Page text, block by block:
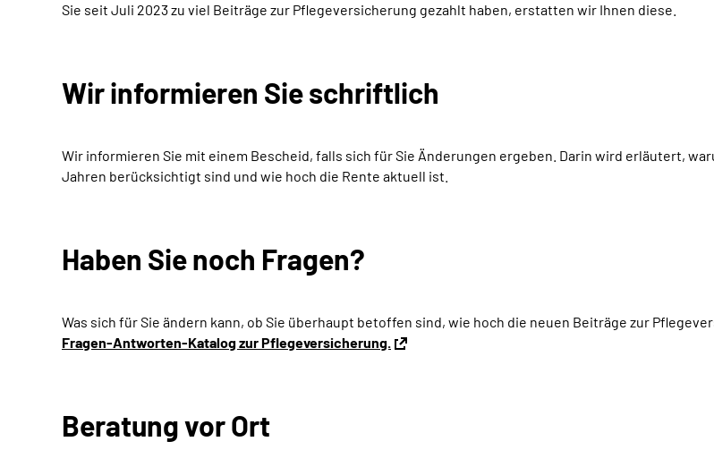
Sie seit Juli 2023 zu viel Beiträge zur Pflegeversicherung gezahlt haben, erstatten wir Ihnen diese.
Wir informieren Sie schriftlich
Wir informieren Sie mit einem Bescheid, falls sich für Sie Änderungen ergeben. Darin wird erläutert,
Jahren berücksichtigt sind und wie hoch die Rente aktuell ist.
Haben Sie noch Fragen?
Was sich für Sie ändern kann, ob Sie überhaupt betoffen sind, wie hoch die neuen Beiträge zur
Fragen-Antworten-Katalog zur Pflegeversicherung.
Beratung vor Ort